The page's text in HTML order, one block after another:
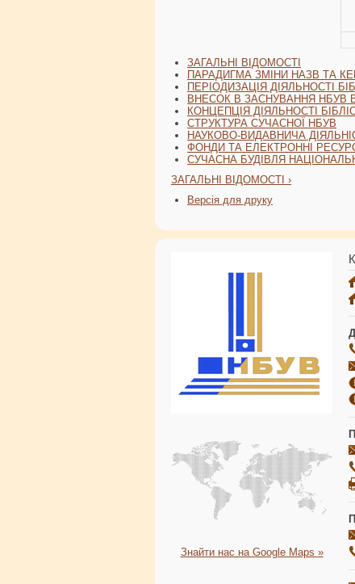
ЗАГАЛЬНІ ВІДОМОСТІ
ПАРАДИГМА ЗМІНИ НАЗВ ТА
ПЕРІОДИЗАЦІЯ ДІЯЛЬНОСТІ
ВНЕСОК В ЗАСНУВАННЯ НБУВ
КОНЦЕПЦІЯ ДІЯЛЬНОСТІ
СТРУКТУРА СУЧАСНОЇ НБУВ
НАУКОВО-ВИДАВНИЧА
ФОНДИ ТА ЕЛЕКТРОННІ
СУЧАСНА БУДІВЛЯ
ЗАГАЛЬНІ ВІДОМОСТІ ›
Версія для друку
Знайти нас на Google Maps »